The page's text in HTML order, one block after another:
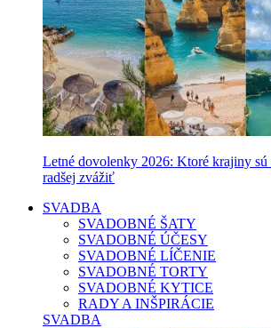
Letné dovolenky 2026: Ktoré krajiny sú
radšej zvážiť
SVADBA
SVADOBNÉ ŠATY
SVADOBNÉ ÚČESY
SVADOBNÉ LÍČENIE
SVADOBNÉ TORTY
SVADOBNÉ KYTICE
RADY A INŠPIRÁCIE
SVADBA